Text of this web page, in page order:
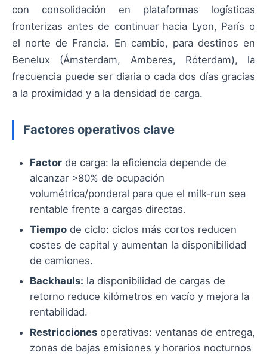
con consolidación en plataformas logísticas
fronterizas antes de continuar hacia Lyon, París o
el norte de Francia. En cambio, para destinos en
Benelux (Ámsterdam, Amberes, Róterdam), la
frecuencia puede ser diaria o cada dos días gracias
a la proximidad y a la densidad de carga.
Factores operativos clave
Factor de carga: la eficiencia depende de
alcanzar >80% de ocupación
volumétrica/ponderal para que el milk‑run sea
rentable frente a cargas directas.
Tiempo de ciclo: ciclos más cortos reducen
costes de capital y aumentan la disponibilidad
de camiones.
Backhauls: la disponibilidad de cargas de
retorno reduce kilómetros en vacío y mejora la
rentabilidad.
Restricciones operativas: ventanas de entrega,
zonas de bajas emisiones y horarios nocturnos